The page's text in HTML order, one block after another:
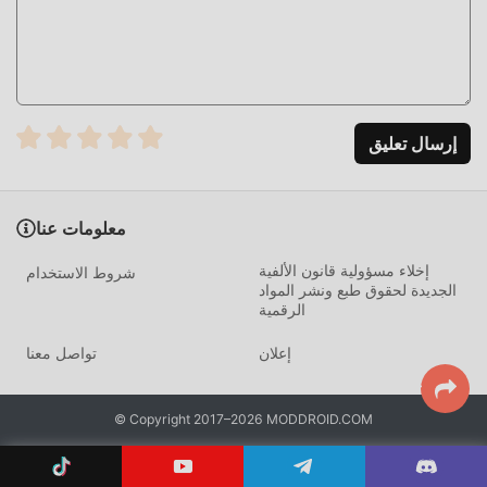
على حذف هذه العملية ، مما يساعدك على التركيز على الاستمتاع
بمتعة اللعبة نفسها
ويمكنك تنزيل إصدار التعديل المجاني مباشرة Alien World RPG
Survival 1.1.5 في حزمة تثبيت moddroid بنقرة واحدة ، وهناك
المزيد من ألعاب mod الشائعة المجانية في انتظار لتلعب ، ماذا
إرسال تعليق
معلومات عنا
شروط الاستخدام
إخلاء مسؤولية قانون الألفية
الجديدة لحقوق طبع ونشر المواد
الرقمية
تواصل معنا إعلان
© Copyright 2017–2026 MODDROID.COM